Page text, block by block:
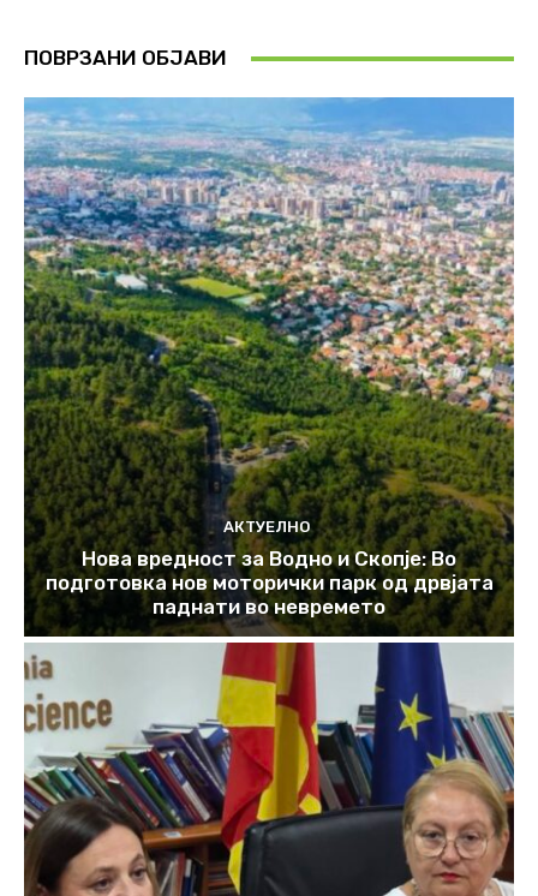
ПОВРЗАНИ ОБЈАВИ
АКТУЕЛНО
Нова вредност за Водно и Скопје: Во
подготовка нов моторички парк од дрвјата
паднати во невремето